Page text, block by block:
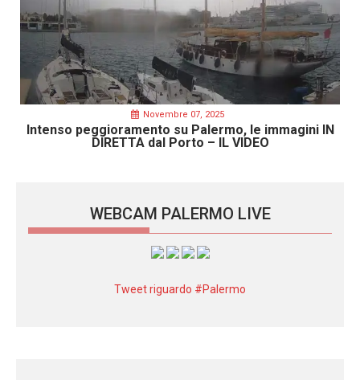
Novembre 07, 2025
Intenso peggioramento su Palermo, le immagini IN
DIRETTA dal Porto – IL VIDEO
WEBCAM PALERMO LIVE
Tweet riguardo #Palermo